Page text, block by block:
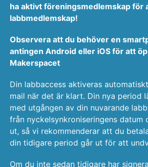
ha aktivt föreningsmedlemskap för
labbmedlemskap!
Observera att du behöver en
antingen Android eller iOS för att
Makerspacet
Din labbaccess aktiveras
mail när det är klart. Din nya period
med utgången av din nuvarande
från nyckelsynkroniseringens datum
ut, så vi rekommenderar att du
din tidigare period går ut för att
Om du inte sedan tidigare har